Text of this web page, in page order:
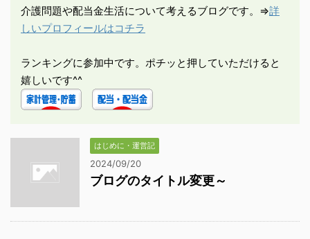
介護問題や配当金生活について考えるブログです。⇒詳
しいプロフィールはコチラ
ランキングに参加中です。ポチッと押していただけると
嬉しいです^^
はじめに・運営記
2024/09/20
ブログのタイトル変更～